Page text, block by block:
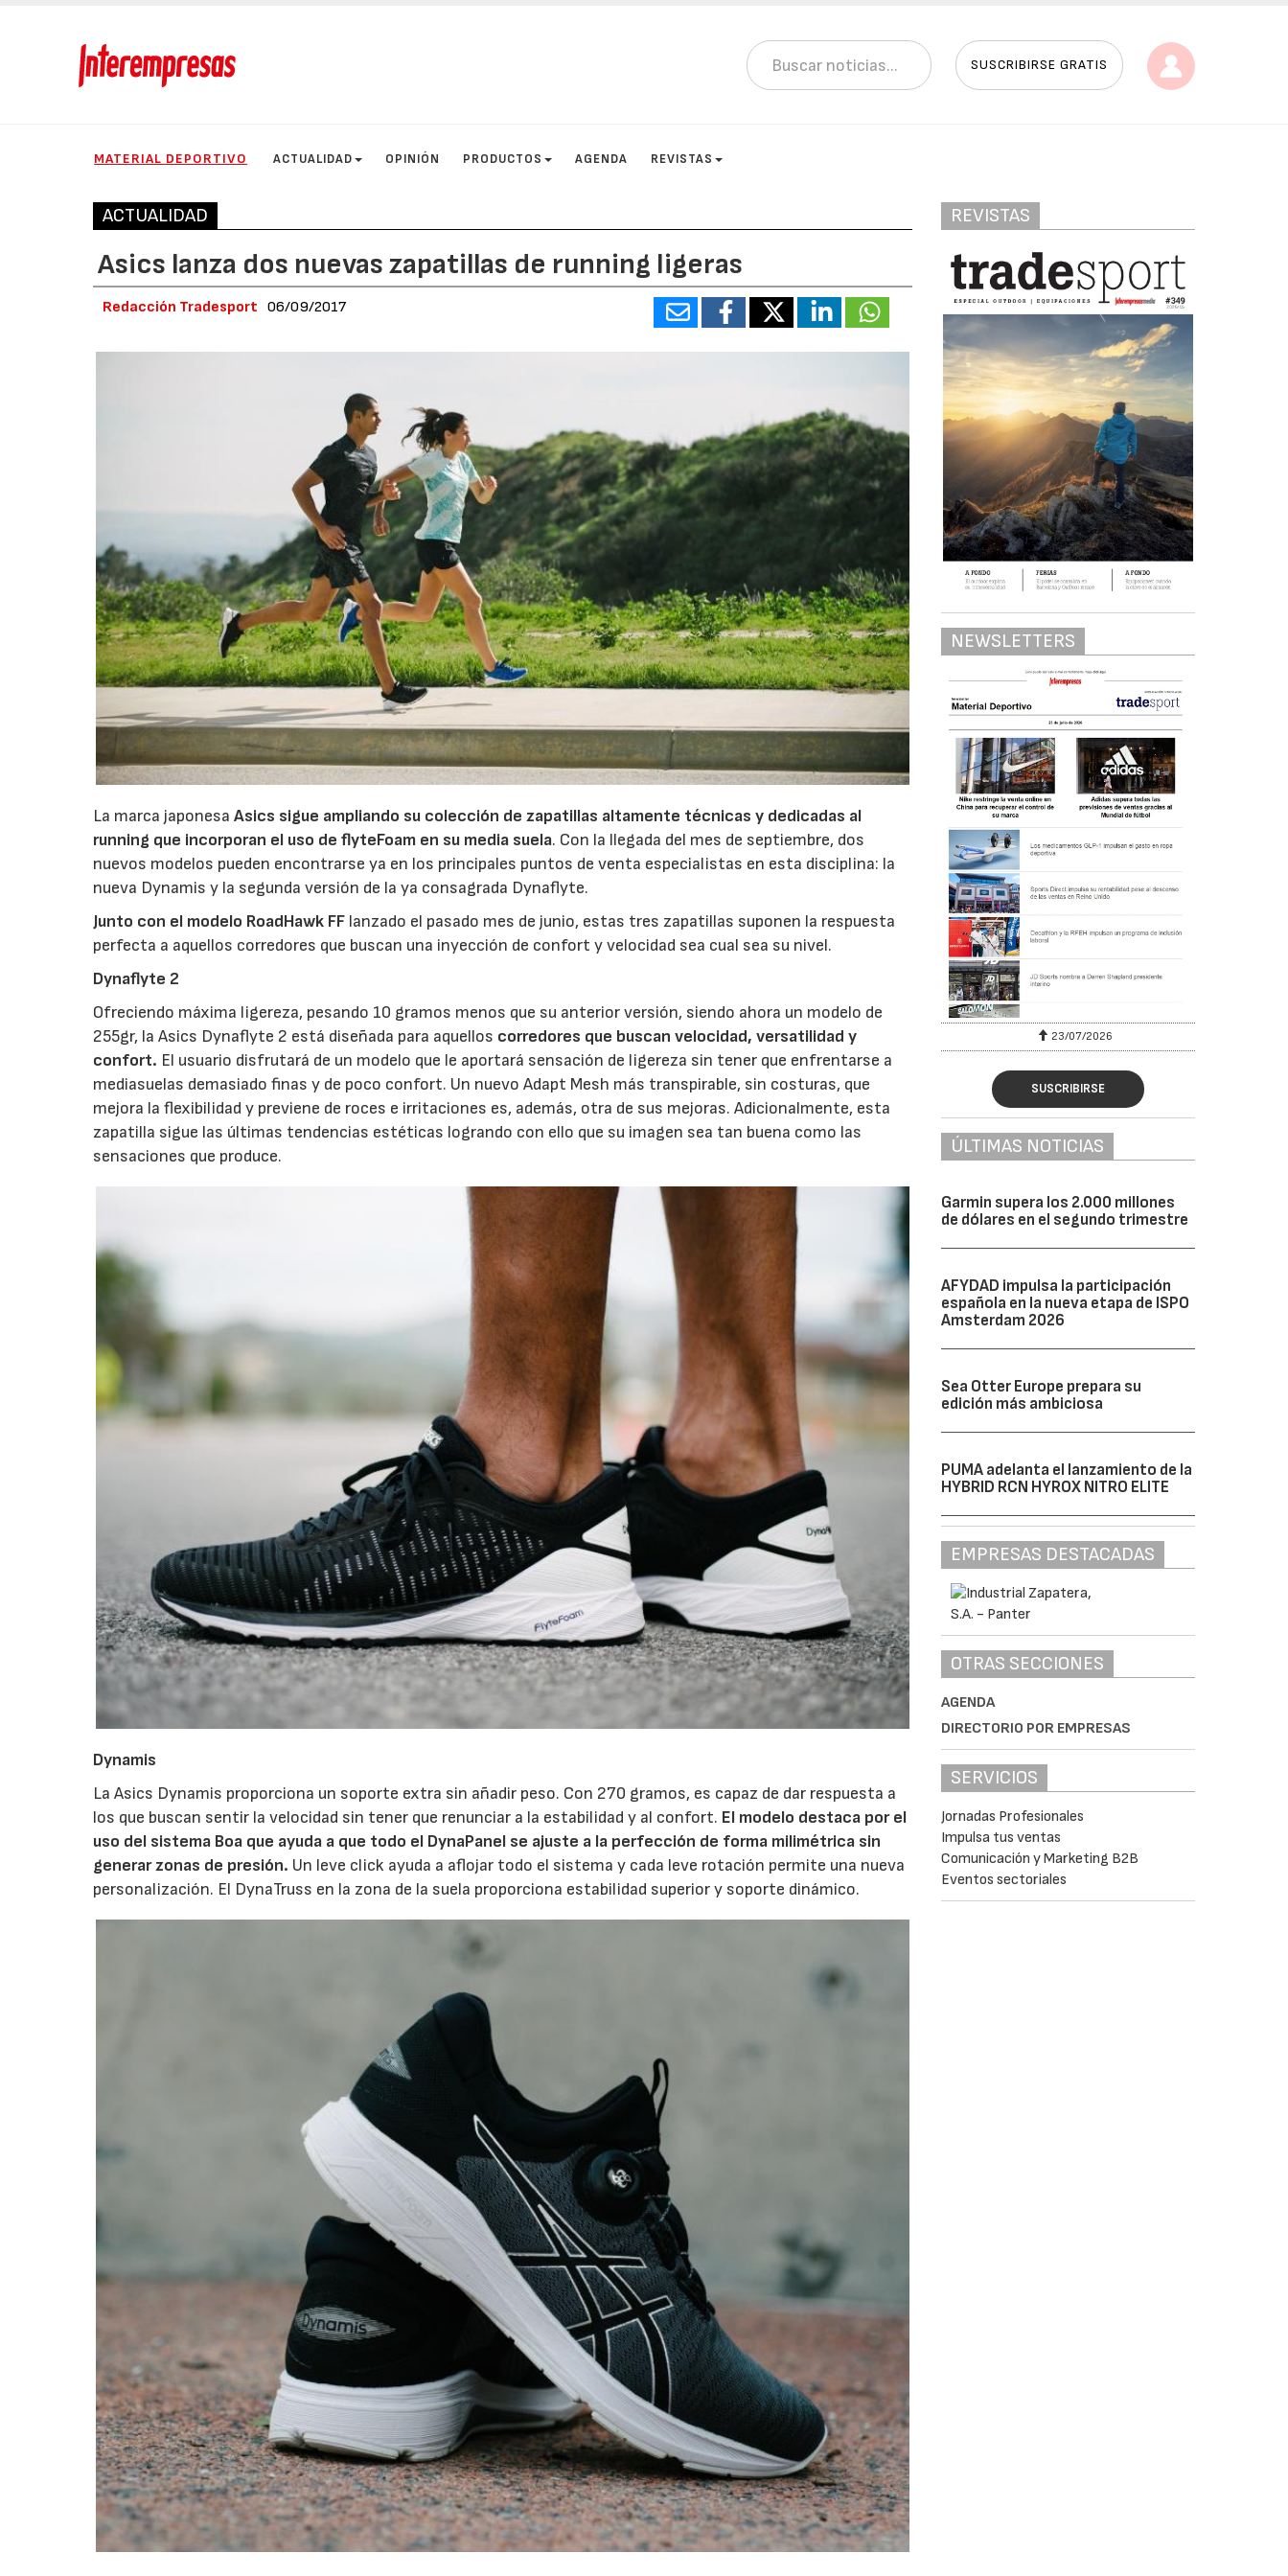
SUSCRIBIRSE GRATIS
MATERIAL DEPORTIVO ACTUALIDAD OPINIÓN PRODUCTOS AGENDA REVISTAS
ACTUALIDAD
Asics lanza dos nuevas zapatillas de running ligeras
Redacción Tradesport 06/09/2017
La marca japonesa Asics sigue ampliando su colección de zapatillas altamente técnicas y dedicadas al
running que incorporan el uso de flyteFoam en su media suela. Con la llegada del mes de septiembre, dos
nuevos modelos pueden encontrarse ya en los principales puntos de venta especialistas en esta disciplina: la
nueva Dynamis y la segunda versión de la ya consagrada Dynaflyte.
Junto con el modelo RoadHawk FF lanzado el pasado mes de junio, estas tres zapatillas suponen la respuesta
perfecta a aquellos corredores que buscan una inyección de confort y velocidad sea cual sea su nivel.
Dynaflyte 2
Ofreciendo máxima ligereza, pesando 10 gramos menos que su anterior versión, siendo ahora un modelo de
255gr, la Asics Dynaflyte 2 está diseñada para aquellos corredores que buscan velocidad, versatilidad y
confort. El usuario disfrutará de un modelo que le aportará sensación de ligereza sin tener que enfrentarse a
mediasuelas demasiado finas y de poco confort. Un nuevo Adapt Mesh más transpirable, sin costuras, que
mejora la flexibilidad y previene de roces e irritaciones es, además, otra de sus mejoras. Adicionalmente, esta
zapatilla sigue las últimas tendencias estéticas logrando con ello que su imagen sea tan buena como las
sensaciones que produce.
Dynamis
La Asics Dynamis proporciona un soporte extra sin añadir peso. Con 270 gramos, es capaz de dar respuesta a
los que buscan sentir la velocidad sin tener que renunciar a la estabilidad y al confort. El modelo destaca por el
uso del sistema Boa que ayuda a que todo el DynaPanel se ajuste a la perfección de forma milimétrica sin
generar zonas de presión. Un leve click ayuda a aflojar todo el sistema y cada leve rotación permite una nueva
personalización. El DynaTruss en la zona de la suela proporciona estabilidad superior y soporte dinámico.
REVISTAS
NEWSLETTERS
23/07/2026 30/07/2026 23/07/2026
SUSCRIBIRSE
ÚLTIMAS NOTICIAS
Garmin supera los 2.000 millones
de dólares en el segundo trimestre
AFYDAD impulsa la participación
española en la nueva etapa de ISPO
Amsterdam 2026
Sea Otter Europe prepara su
edición más ambiciosa
PUMA adelanta el lanzamiento de la
HYBRID RCN HYROX NITRO ELITE
EMPRESAS DESTACADAS
OTRAS SECCIONES
AGENDA
DIRECTORIO POR EMPRESAS
SERVICIOS
Jornadas Profesionales
Impulsa tus ventas
Comunicación y Marketing B2B
Eventos sectoriales